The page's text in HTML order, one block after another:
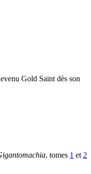
Gold Saint dès son
, tomes 1 et 2